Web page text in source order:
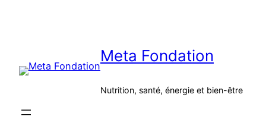
Meta Fondation
Nutrition, santé, énergie et bien-être